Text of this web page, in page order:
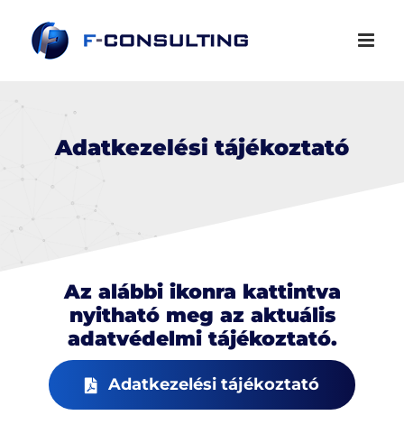
Adatkezelési tájékoztató
Az alábbi ikonra kattintva
nyitható meg az aktuális
adatvédelmi tájékoztató.
Adatkezelési tájékoztató